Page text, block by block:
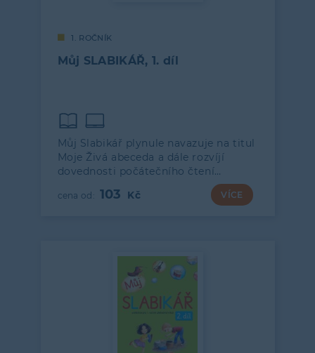
1. ROČNÍK
Můj SLABIKÁŘ, 1. díl
Můj Slabikář plynule navazuje na titul
Moje Živá abeceda a dále rozvíjí
dovednosti počátečního čtení…
103 VÍCE